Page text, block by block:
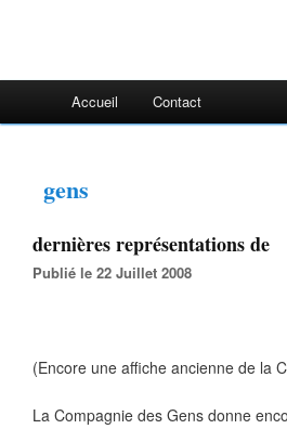
Accueil Contact
gens
dernières représentations de
Publié le 22 Juillet 2008
(Encore une affiche ancienne de la
La Compagnie des Gens donne